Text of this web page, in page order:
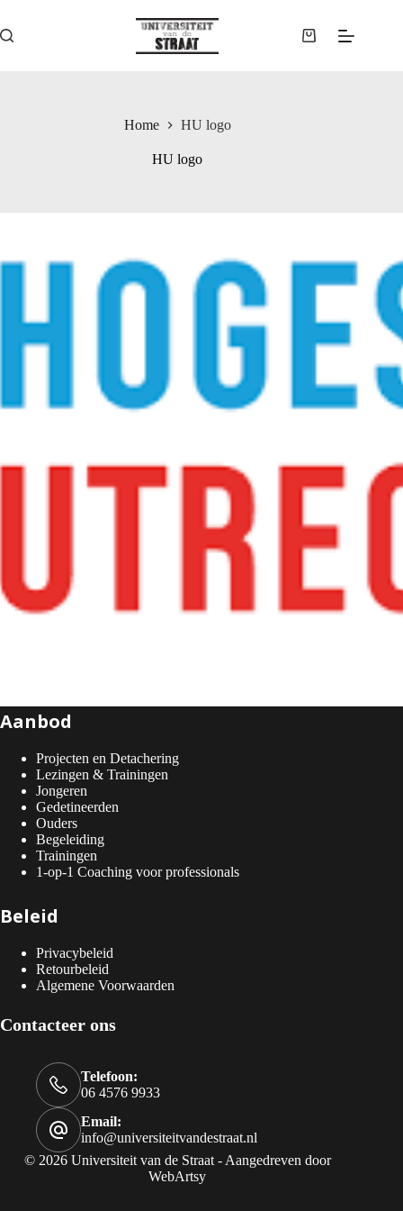
de
Winkelwagen
Home HU logo
HU logo
Aanbod
Projecten en Detachering
Lezingen & Trainingen
Jongeren
Gedetineerden
Ouders
Begeleiding
Trainingen
1-op-1 Coaching voor professionals
Beleid
Privacybeleid
Retourbeleid
Algemene Voorwaarden
Contacteer ons
Telefoon:
06 4576 9933
Email:
info@universiteitvandestraat.nl
© 2026 Universiteit van de Straat - Aangedreven door
WebArtsy